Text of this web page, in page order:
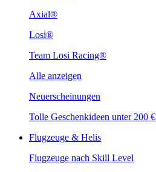
Axial®
Losi®
Team Losi Racing®
Alle anzeigen
Neuerscheinungen
Tolle Geschenkideen unter 200 €
Flugzeuge & Helis
Flugzeuge nach Skill Level